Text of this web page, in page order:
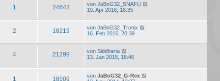
1 24643 von JaBoG32_SNAFU
19. Apr 2016, 18:35
2 18219 von JaBoG32_Tronix
16. Feb 2016, 20:39
4 21299 von Siddharta
13. Jan 2015, 18:46
1 18509 von JaBoG32_G-Rex